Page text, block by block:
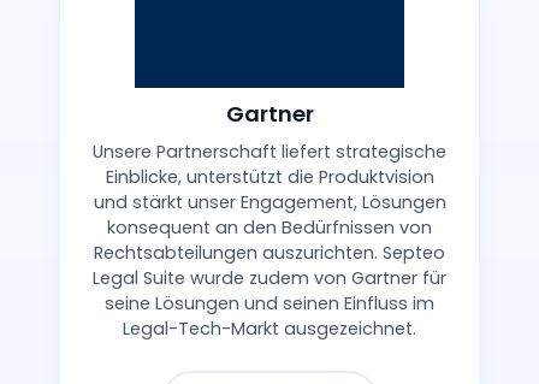
Gartner
Unsere Partnerschaft liefert strategische
Einblicke, unterstützt die Produktvision
und stärkt unser Engagement, Lösungen
konsequent an den Bedürfnissen von
Rechtsabteilungen auszurichten. Septeo
Legal Suite wurde zudem von Gartner für
seine Lösungen und seinen Einfluss im
Legal-Tech-Markt ausgezeichnet.